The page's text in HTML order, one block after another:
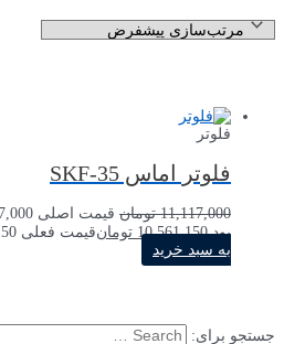
جستجو برای:
فلوتر
فلوتر اماس SKF-35
11,117,000 تومان
بود.10,561,150 تومانقیمت فعلی 10,561,150 تومان است.
به سبد خرید